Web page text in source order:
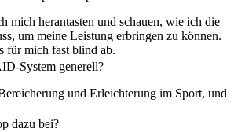
mich herantasten und schauen, wie ich die
um meine Leistung erbringen zu können.
für mich fast blind ab.
System generell?
und Erleichterung im Sport, und
dazu bei?